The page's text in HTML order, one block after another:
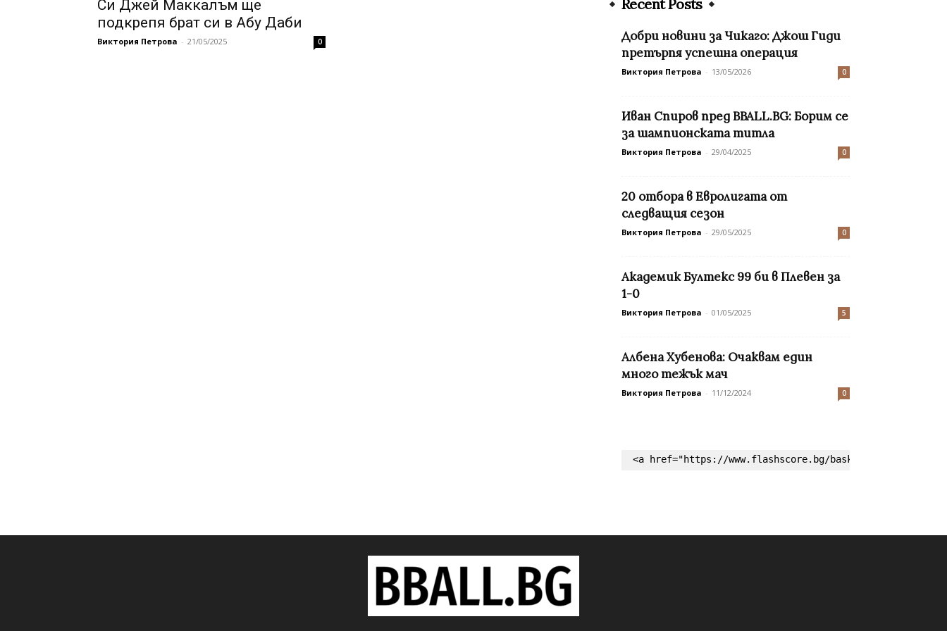
Си Джей Маккалъм ще
подкрепя брат си в Абу Даби
Виктория Петрова - 21/05/2025 0
Recent Posts
Добри новини за Чикаго: Джош Гиди
претърпя успешна операция
Виктория Петрова - 13/05/2026 0
Иван Спиров пред BBALL.BG: Борим се
за шампионската титла
Виктория Петрова - 29/04/2025 0
20 отбора в Евролигата от
следващия сезон
Виктория Петрова - 29/05/2025 0
Академик Бултекс 99 би в Плевен за
1-0
Виктория Петрова - 01/05/2025 5
Албена Хубенова: Очаквам един
много тежък мач
Виктория Петрова - 11/12/2024 0
<a href="https://www.flashscore.bg/basketball/"